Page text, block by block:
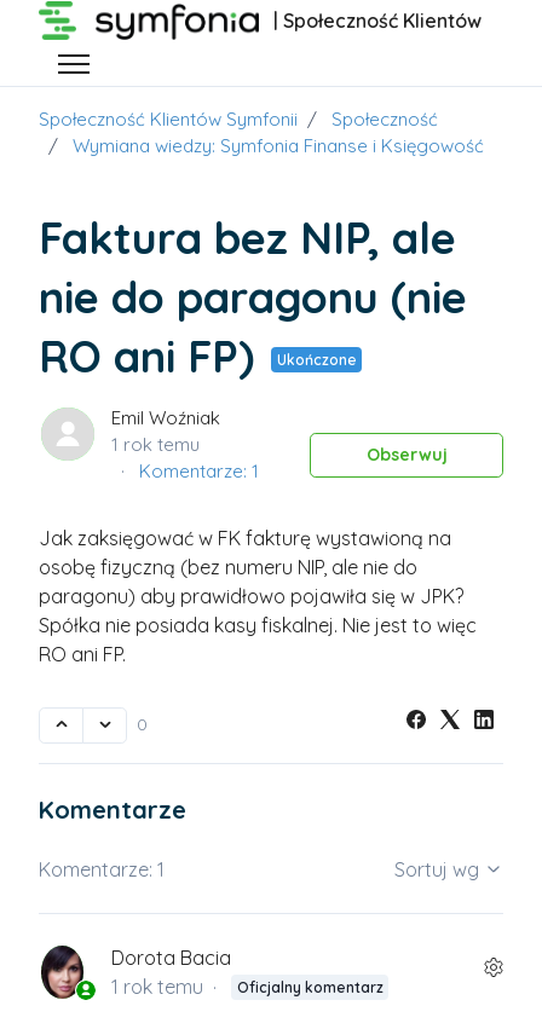
Przejdź do głównej zawartości | Społeczność Klientów
Przełącz menu nawigacyjne
Społeczność Klientów Symfonii
Społeczność
Wymiana wiedzy: Symfonia Finanse i Księgowość
Faktura bez NIP, ale
nie do paragonu (nie
RO ani FP)
Ukończone
Emil Woźniak
1 rok temu
Komentarze: 1
Obserwuj
Jak zaksięgować w FK fakturę wystawioną na
osobę fizyczną (bez numeru NIP, ale nie do
paragonu) aby prawidłowo pojawiła się w JPK?
Spółka nie posiada kasy fiskalnej. Nie jest to więc
RO ani FP.
0
Komentarze
Komentarze: 1 Sortuj wg
Dorota Bacia
1 rok temu
Oficjalny komentarz